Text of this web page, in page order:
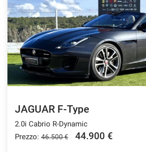
JAGUAR F-Type
2.0i Cabrio R-Dynamic
Prezzo: 46.500 € 44.900 €